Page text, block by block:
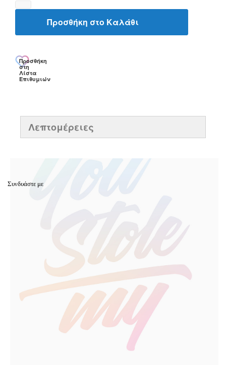
Προσθήκη στο Καλάθι
Προσθήκη
στη
Λίστα
Επιθυμιών
Λεπτομέρειες
Συνδυάστε με